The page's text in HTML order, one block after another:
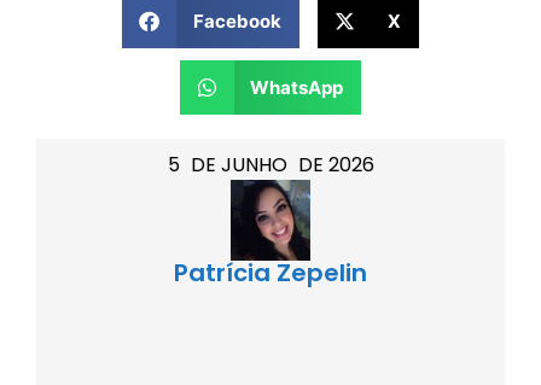
5 DE JUNHO DE 2026
Patrícia Zepelin
Facebook X
WhatsApp